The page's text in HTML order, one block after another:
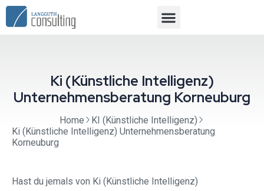
Ki (Künstliche Intelligenz)
Unternehmensberatung Korneuburg
Home
KI (Künstliche Intelligenz)
Ki (Künstliche Intelligenz) Unternehmensberatung
Korneuburg
Hast du jemals von Ki (Künstliche Intelligenz)